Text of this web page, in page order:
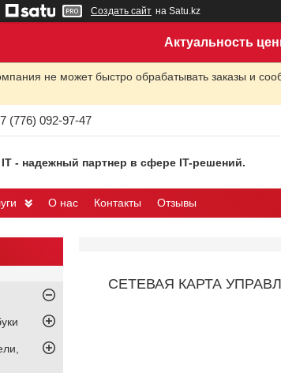
Создать сайт на Satu.kz
Актуальность
не может быстро обрабатывать заказы и
(776) 092-97-47
IT - надежный партнер в сфере IT-решений.
О нас Контакты Отзывы
СЕТЕВАЯ КАРТА